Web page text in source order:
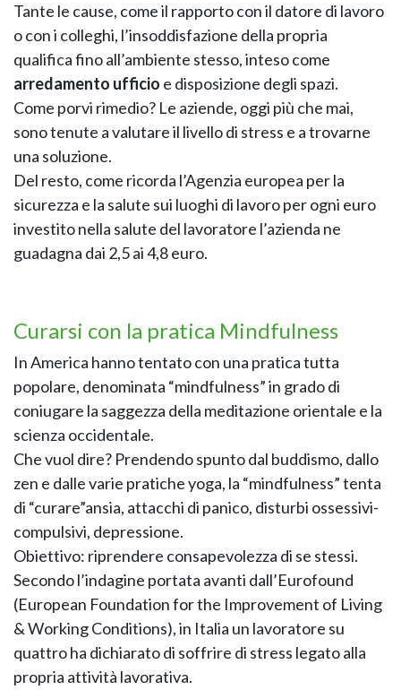
TWIST –
NAPEE –
Tante le cause, come il rapporto con il datore di lavoro
o con i colleghi, l’insoddisfazione della propria
qualifica fino all’ambiente stesso, inteso come
arredamento ufficio e disposizione degli spazi.
Come porvi rimedio? Le aziende, oggi più che mai,
sono tenute a valutare il livello di stress e a trovarne
una soluzione.
Del resto, come ricorda l’Agenzia europea per la
sicurezza e la salute sui luoghi di lavoro per ogni euro
investito nella salute del lavoratore l’azienda ne
guadagna dai 2,5 ai 4,8 euro.
Curarsi con la pratica Mindfulness
In America hanno tentato con una pratica tutta
popolare, denominata “mindfulness” in grado di
coniugare la saggezza della meditazione orientale e la
scienza occidentale.
Che vuol dire? Prendendo spunto dal buddismo, dallo
zen e dalle varie pratiche yoga, la “mindfulness” tenta
di “curare”ansia, attacchi di panico, disturbi ossessivi-
compulsivi, depressione.
Obiettivo: riprendere consapevolezza di se stessi.
Secondo l’indagine portata avanti dall’Eurofound
(European Foundation for the Improvement of Living
& Working Conditions), in Italia un lavoratore su
quattro ha dichiarato di soffrire di stress legato alla
propria attività lavorativa.